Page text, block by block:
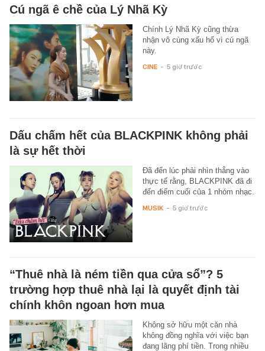
Cú ngã ê chề của Lý Nhã Kỳ
Chính Lý Nhã Kỳ cũng thừa
nhận vô cùng xấu hổ vì cú ngã
này.
CINE - 5 giờ trước
Dấu chấm hết của BLACKPINK không phải
là sự hết thời
Đã đến lúc phải nhìn thẳng vào
thực tế rằng, BLACKPINK đã đi
đến điểm cuối của 1 nhóm nhạc.
MUSIK - 5 giờ trước
“Thuê nhà là ném tiền qua cửa sổ”? 5
trường hợp thuê nhà lại là quyết định tài
chính khôn ngoan hơn mua
Không sở hữu một căn nhà
không đồng nghĩa với việc bạn
đang lãng phí tiền. Trong nhiều